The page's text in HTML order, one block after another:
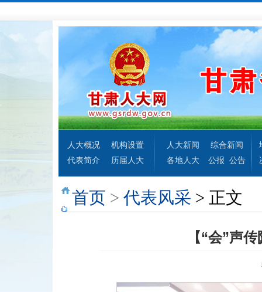
人大概况
机构设置
代表简介
历届人大
人大新闻
综合新闻
各地人大
公报 公告
首页 > 代表风采 > 正文
【“会”声